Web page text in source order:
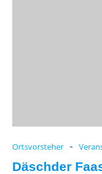
Ortsvorsteher -
Däschder